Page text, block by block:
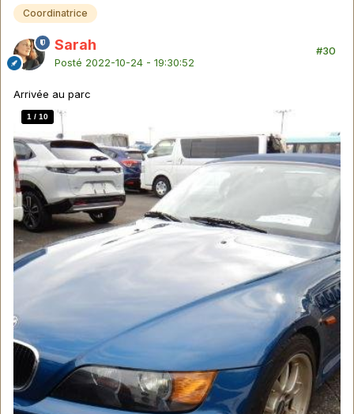
Coordinatrice
Sarah
Posté 2022-10-24 - 19:30:52
#30
Arrivée au parc
1 / 10